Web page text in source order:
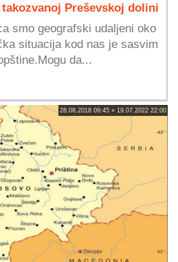
Preševskoj dolini
smo geografski udaljeni oko
situacija kod nas je sasvim
da...
28.08.2018 09:45 » 19.07.2022 22:00